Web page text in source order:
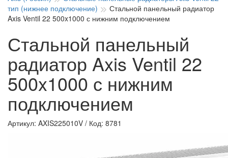
тип (нижнее подключение)
Стальной панельный радиатор
Axis Ventil 22 500x1000 с нижним подключением
Стальной панельный
радиатор Axis Ventil 22
500x1000 с нижним
подключением
Артикул: AXIS225010V / Код: 8781